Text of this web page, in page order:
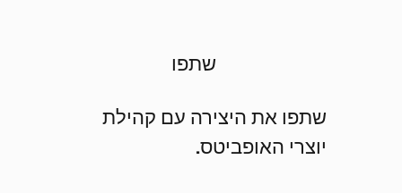
שתפו את היצירה עם קהילת
יוצרי האופביטס.
שתפו